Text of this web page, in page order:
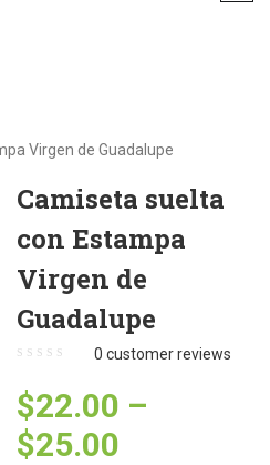
Virgen de Guadalupe
Camiseta suelta
con Estampa
Virgen de
Guadalupe
0 customer reviews
$22.00 –
$25.00